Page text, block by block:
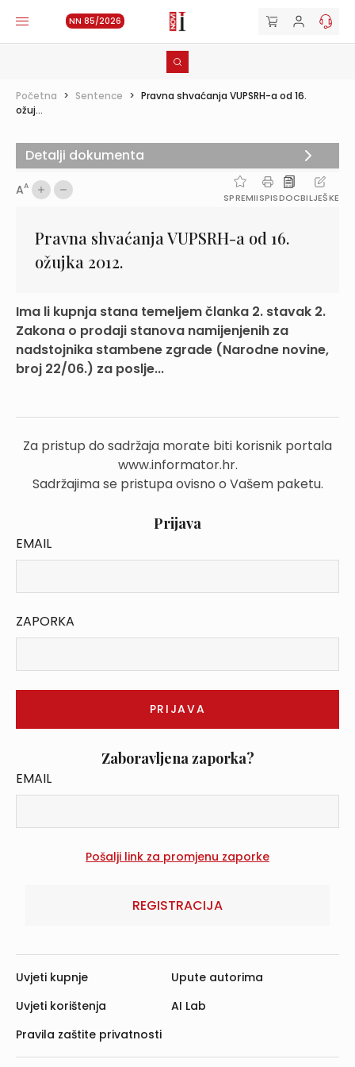
NN 85/2026
Početna > Sentence > Pravna shvaćanja VUPSRH-a od 16.
ožuj...
AA
SPREMIISPISDOCBILJEŠKE
Pravna shvaćanja VUPSRH-a od 16.
ožujka 2012.
Ima li kupnja stana temeljem članka 2. stavak 2.
Zakona o prodaji stanova namijenjenih za
nadstojnika stambene zgrade (Narodne novine,
broj 22/06.) za poslje...
Za pristup do sadržaja morate biti korisnik portala
www.informator.hr.
Sadržajima se pristupa ovisno o Vašem paketu.
Prijava
EMAIL
ZAPORKA
Zaboravljena zaporka?
EMAIL
REGISTRACIJA
Detalji dokumenta
Uvjeti kupnje
Uvjeti korištenja
Pravila zaštite privatnosti
Upute autorima
AI Lab